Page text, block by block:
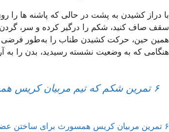
با دراز کشیدن به پشت در حالی که پاشنه ها
سقف صاف کنید، شکم را درگیر کرده و سر، گردن و
همین حین، حرکت کشیدن طناب را به‌طور فرضی
هنگامی که به وضعیت نشسته رسیدید، بدن را به
۶ تمرین شکم که تیم مربیان کریس همسورث روی کارآیی آنها قسم می‌خورند
۶ تمرین مربیان کریس همسورث برای ساختن عضلات شکم